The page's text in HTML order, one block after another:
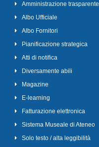
Amministrazione trasparente
Albo Ufficiale
Albo Fornitori
Pianificazione strategica
Atti di notifica
Diversamente abili
Magazine
E-learning
Fatturazione elettronica
Sistema Museale di Ateneo
Solo testo / alta leggibilità